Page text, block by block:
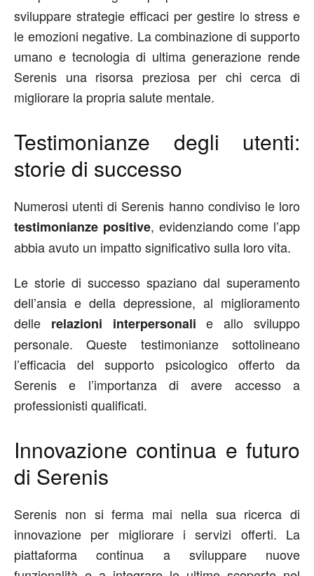
sviluppare strategie efficaci per gestire lo stress e
le emozioni negative. La combinazione di supporto
umano e tecnologia di ultima generazione rende
Serenis una risorsa preziosa per chi cerca di
migliorare la propria salute mentale.
Testimonianze degli utenti:
storie di successo
Numerosi utenti di Serenis hanno condiviso le loro
testimonianze positive, evidenziando come l’app
abbia avuto un impatto significativo sulla loro vita.
Le storie di successo spaziano dal superamento
dell’ansia e della depressione, al miglioramento
delle relazioni interpersonali e allo sviluppo
personale. Queste testimonianze sottolineano
l’efficacia del supporto psicologico offerto da
Serenis e l’importanza di avere accesso a
professionisti qualificati.
Innovazione continua e futuro
di Serenis
Serenis non si ferma mai nella sua ricerca di
innovazione per migliorare i servizi offerti. La
piattaforma continua a sviluppare nuove